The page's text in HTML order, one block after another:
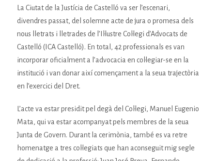
La Ciutat de la Justícia de Castelló va ser l’escenari,
divendres passat, del solemne acte de jura o promesa dels
nous lletrats i lletrades de l’Il·lustre Col·legi d’Advocats de
Castelló (ICA Castelló). En total, 42 professionals es van
incorporar oficialment a l’advocacia en col·legiar-se en la
institució i van donar així començament a la seua trajectòria
en l’exercici del Dret.
L’acte va estar presidit pel degà del Col·legi, Manuel Eugenio
Mata, qui va estar acompanyat pels membres de la seua
Junta de Govern. Durant la cerimònia, també es va retre
homenatge a tres col·legiats que han aconseguit mig segle